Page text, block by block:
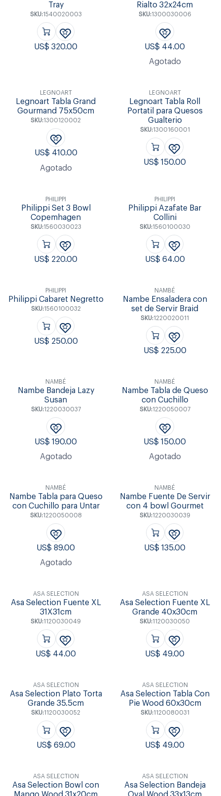
Tray
SKU:1540020003
US$320.00
Rialto 32x24cm
SKU:1300030006
US$ 44.00
Agotado
LEGNOART
Legnoart Tabla Grand
Gourmand 75x50cm
SKU:1300120002
US$ 410.00
Agotado
LEGNOART
Legnoart Tabla Roll
Portatil para Quesos
Gualterio
SKU:1300160001
US$150.00
PHILIPPI
Philippi Set 3 Bowl
Copemhagen
SKU:1560030023
US$ 220.00
PHILIPPI
Philippi Azafate Bar
Collini
SKU:1560100030
US$ 64.00
PHILIPPI
Philippi Cabaret Negretto
SKU:1560100032
US$ 250.00
NAMBÉ
Nambe Ensaladera con
set de Servir Braid
SKU:1220020011
US$ 225.00
NAMBÉ
Nambe Bandeja Lazy
Susan
SKU:1220030037
US$190.00
Agotado
NAMBÉ
Nambe Tabla de Queso
con Cuchillo
SKU:1220050007
US$150.00
Agotado
NAMBÉ
Nambe Tabla para Queso
con Cuchillo para Untar
SKU:1220050008
US$89.00
Agotado
NAMBÉ
Nambe Fuente De Servir
con 4 bowl Gourmet
SKU:1220030039
US$135.00
ASA SELECTION
Asa Selection Fuente XL
31X31cm
SKU:1120030049
US$ 44.00
ASA SELECTION
Asa Selection Fuente XL
Grande 40x30cm
SKU:1120030050
US$ 49.00
ASA SELECTION
Asa Selection Plato Torta
Grande 35.5cm
SKU:1120030052
US$ 69.00
ASA SELECTION
Asa Selection Tabla Con
Pie Wood 60x30cm
SKU:1120080031
US$ 49.00
ASA SELECTION
Asa Selection Bowl con
ASA SELECTION
Asa Selection Bandeja